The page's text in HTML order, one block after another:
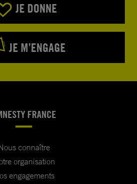
JE DONNE
JE M’ENGAGE
FRANCE
connaître
organisation
engagements